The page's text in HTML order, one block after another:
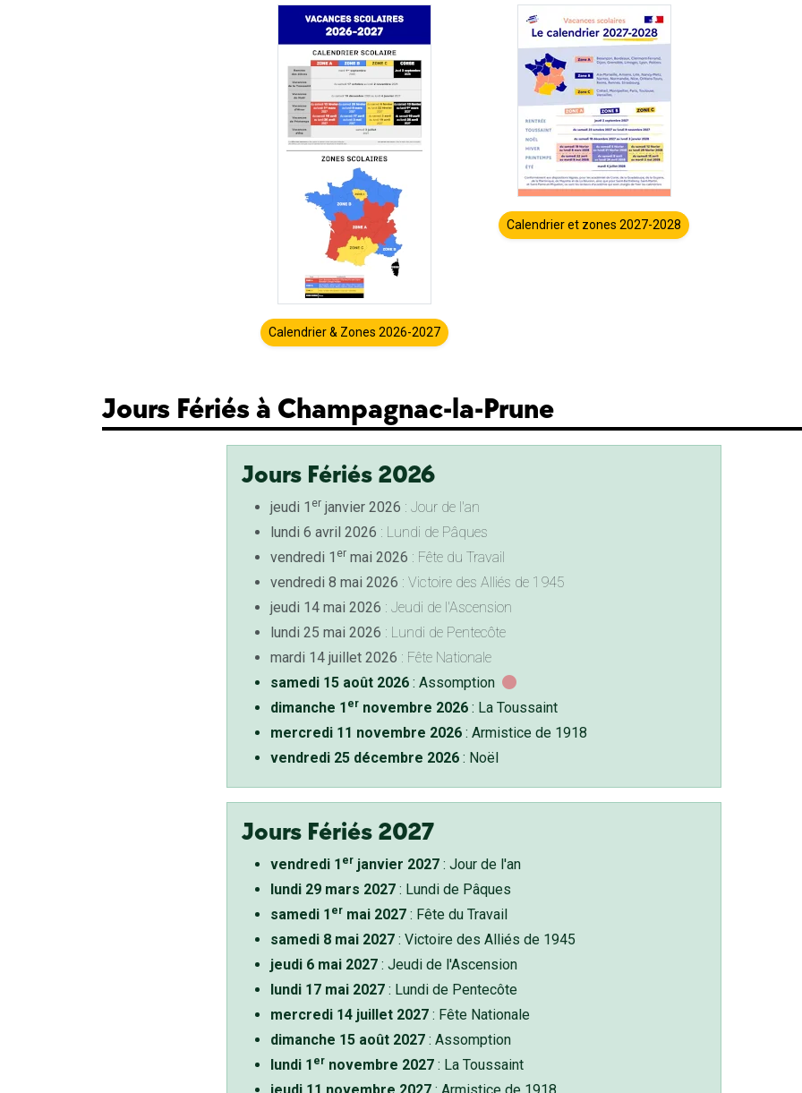
Calendrier & Zones 2026-2027
Calendrier et zones 2027-2028
Jours Fériés à Champagnac-la-Prune
Jours Fériés 2026
jeudi 1 erjanvier 2026 : Jour de l'an
lundi 6 avril 2026 : Lundi de Pâques
vendredi 1 ermai 2026 : Fête du Travail
vendredi 8 mai 2026 : Victoire des Alliés de 1945
jeudi 14 mai 2026 : Jeudi de l'Ascension
lundi 25 mai 2026 : Lundi de Pentecôte
mardi 14 juillet 2026 : Fête Nationale
samedi 15 août 2026: Assomption
dimanche 1 ernovembre 2026: La Toussaint
mercredi 11 novembre 2026: Armistice de 1918
vendredi 25 décembre 2026: Noël
Jours Fériés 2027
vendredi 1 erjanvier 2027: Jour de l'an
lundi 29 mars 2027: Lundi de Pâques
samedi 1 ermai 2027: Fête du Travail
samedi 8 mai 2027: Victoire des Alliés de 1945
jeudi 6 mai 2027: Jeudi de l'Ascension
lundi 17 mai 2027: Lundi de Pentecôte
mercredi 14 juillet 2027: Fête Nationale
dimanche 15 août 2027: Assomption
lundi 1 ernovembre 2027: La Toussaint
jeudi 11 novembre 2027: Armistice de 1918